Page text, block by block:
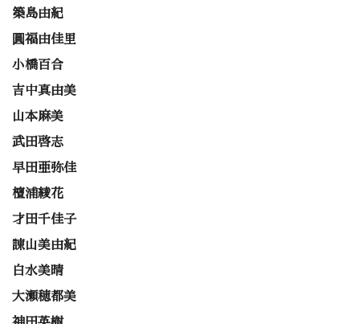
築島由紀
圓福由佳里
小橋百合
吉中真由美
山本麻美
武田啓志
早田亜弥佳
檀浦綾花
才田千佳子
諌山美由紀
白水美晴
大瀬穂都美